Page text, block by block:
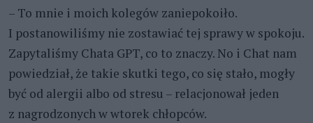
– To mnie i moich kolegów zaniepokoiło.
I postanowiliśmy nie zostawiać tej sprawy w spokoju.
Zapytaliśmy Chata GPT, co to znaczy. No i Chat nam
powiedział, że takie skutki tego, co się stało, mogły
być od alergii albo od stresu – relacjonował jeden
z nagrodzonych w wtorek chłopców.